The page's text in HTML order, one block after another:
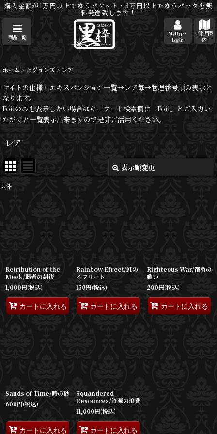
購入金額が1万円以上でゆうパケット・3万円以上でゆうパックを無
料発送致します！
商品一覧
MyPage・
Log-In
ご利用案
内
ホーム > ビジョンズ> レア
サイトの仕様上エキスパンション一覧→レア毎→管理番号順の表示と
なります。
Foilのみを表示したい場合はキーワード検索欄に「Foil」とご入力い
ただくと一覧表示出来ますので是非ご活用ください。
レア
表示順変更
5件
Retribution of the
Meek/弱者の報復
1,000円(税込)
カートに入れる
Rainbow Efreet/虹の
イフリート
150円(税込)
カートに入れる
Righteous War/宿命の
戦い
200円(税込)
カートに入れる
Sands of Time/時の砂
600円(税込)
カートに入れる
Squandered
Resources/資源の浪費
11,000円(税込)
カートに入れる